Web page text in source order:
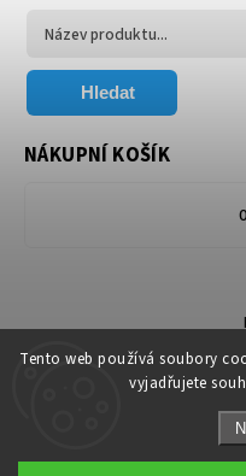
Tento web používá soubory
vyjadřujete
Hledat
NÁKUPNÍ KOŠÍK
0